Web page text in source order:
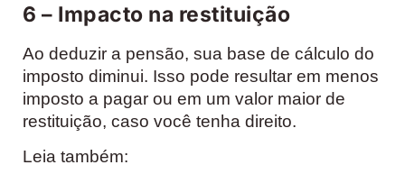
6 – Impacto na restituição
Ao deduzir a pensão, sua base de cálculo do
imposto diminui. Isso pode resultar em menos
imposto a pagar ou em um valor maior de
restituição, caso você tenha direito.
Leia também: